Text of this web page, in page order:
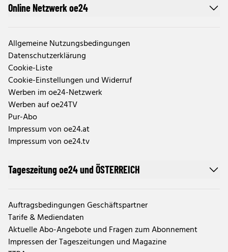
Online Netzwerk oe24
Allgemeine Nutzungsbedingungen
Datenschutzerklärung
Cookie-Liste
Cookie-Einstellungen und Widerruf
Werben im oe24-Netzwerk
Werben auf oe24TV
Pur-Abo
Impressum von oe24.at
Impressum von oe24.tv
Tageszeitung oe24 und ÖSTERREICH
Auftragsbedingungen Geschäftspartner
Tarife & Mediendaten
Aktuelle Abo-Angebote und Fragen zum Abonnement
Impressen der Tageszeitungen und Magazine